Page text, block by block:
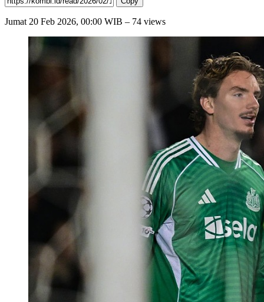
Jumat 20 Feb 2026, 00:00 WIB – 74 views